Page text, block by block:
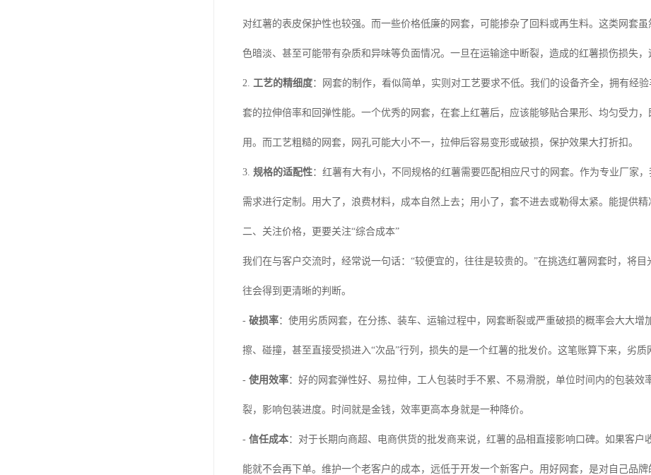
对红薯的表皮保护性也较强。而一些价格低廉的网套，可能掺杂了回料或再生料。这类网套
色暗淡、甚至可能带有杂质和异味等负面情况。一旦在运输途中断裂，造成的红薯损伤损失，
2. 工艺的精细度：网套的制作，看似简单，实则对工艺要求不低。我们的设备齐全，拥有经
套的拉伸倍率和回弹性能。一个优秀的网套，在套上红薯后，应该能够贴合果形、均匀受力
用。而工艺粗糙的网套，网孔可能大小不一，拉伸后容易变形或破损，保护效果大打折扣。
3. 规格的适配性：红薯有大有小，不同规格的红薯需要匹配相应尺寸的网套。作为专业厂家
需求进行定制。用大了，浪费材料，成本自然上去；用小了，套不进去或勒得太紧。能提供精
二、关注价格，更要关注“综合成本”
我们在与客户交流时，经常说一句话：“较便宜的，往往是较贵的。”在挑选红薯网套时，将
往会得到更清晰的判断。
- 破损率：使用劣质网套，在分拣、装车、运输过程中，网套断裂或严重破损的概率会大大
擦、碰撞，甚至直接受损进入“次品”行列，损失的是一个红薯的批发价。这笔账算下来，劣质
- 使用效率：好的网套弹性好、易拉伸，工人包装时手不累、不易滑脱，单位时间内的包装
裂，影响包装进度。时间就是金钱，效率更高本身就是一种降价。
- 信任成本：对于长期向商超、电商供货的批发商来说，红薯的品相直接影响口碑。如果客户
能就不会再下单。维护一个老客户的成本，远低于开发一个新客户。用好网套，是对自己品牌